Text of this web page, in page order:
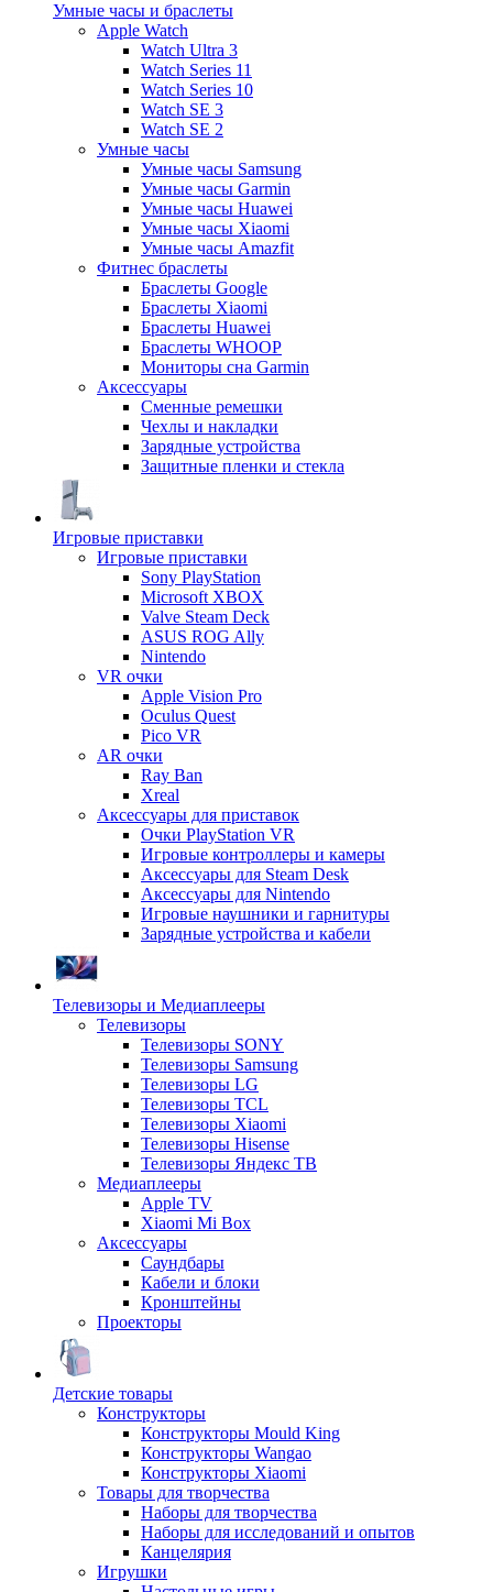
Умные часы и браслеты
Apple Watch
Watch Ultra 3
Watch Series 11
Watch Series 10
Watch SE 3
Watch SE 2
Умные часы
Умные часы Samsung
Умные часы Garmin
Умные часы Huawei
Умные часы Xiaomi
Умные часы Amazfit
Фитнес браслеты
Браслеты Google
Браслеты Xiaomi
Браслеты Huawei
Браслеты WHOOP
Мониторы сна Garmin
Аксессуары
Сменные ремешки
Чехлы и накладки
Зарядные устройства
Защитные пленки и стекла
Игровые приставки
Игровые приставки
Sony PlayStation
Microsoft XBOX
Valve Steam Deck
ASUS ROG Ally
Nintendo
VR очки
Apple Vision Pro
Oculus Quest
Pico VR
AR очки
Ray Ban
Xreal
Аксессуары для приставок
Очки PlayStation VR
Игровые контроллеры и камеры
Аксессуары для Steam Desk
Аксессуары для Nintendo
Игровые наушники и гарнитуры
Зарядные устройства и кабели
Телевизоры и Медиаплееры
Телевизоры
Телевизоры SONY
Телевизоры Samsung
Телевизоры LG
Телевизоры TCL
Телевизоры Xiaomi
Телевизоры Hisense
Телевизоры Яндекс ТВ
Медиаплееры
Apple TV
Xiaomi Mi Box
Аксессуары
Саундбары
Кабели и блоки
Кронштейны
Проекторы
Детские товары
Конструкторы
Конструкторы Mould King
Конструкторы Wangao
Конструкторы Xiaomi
Товары для творчества
Наборы для творчества
Наборы для исследований и опытов
Канцелярия
Игрушки